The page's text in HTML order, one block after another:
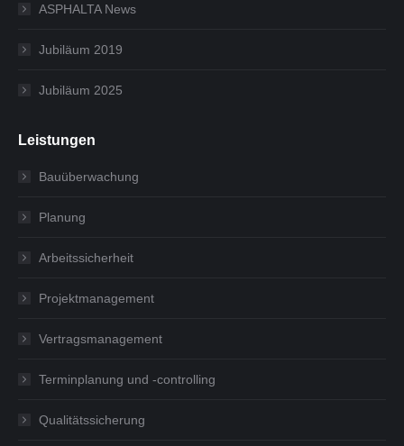
ASPHALTA News
Jubiläum 2019
Jubiläum 2025
Leistungen
Bauüberwachung
Planung
Arbeitssicherheit
Projektmanagement
Vertragsmanagement
Terminplanung und -controlling
Qualitätssicherung